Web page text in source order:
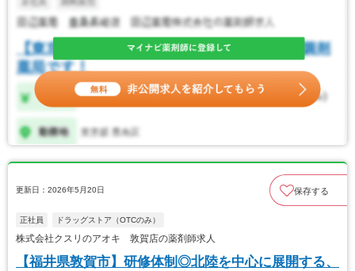
更新日：2026年5月20日 保存する
正社員 ドラッグストア（OTCのみ）
株式会社クスリのアオキ 敦賀店の薬剤師求人
【福井県敦賀市】研修体制◎北陸を中心に展開する、